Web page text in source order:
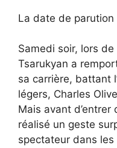
La date de
Samedi soir, lors de
Tsarukyan a
sa carrière, battant
légers, Charles
Mais avant d’entrer
réalisé un geste
spectateur dans